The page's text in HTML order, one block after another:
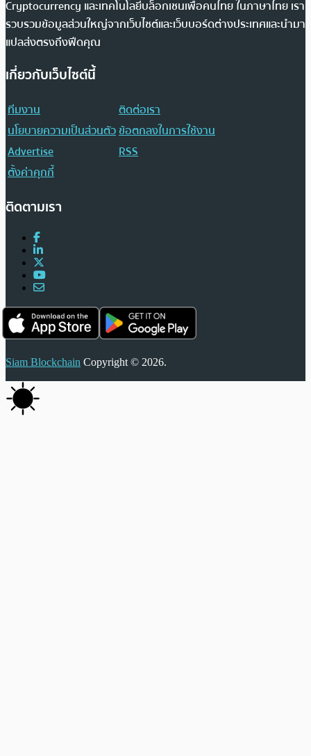
Cryptocurrency และเทคโนโลยีบล็อกเชนเพื่อคนไทย ในภาษาไทย เรา
รวบรวมข้อมูลส่วนใหญ่จากเว็บไซต์และเว็บบอร์ดต่างประเทศและนำมา
แปลส่งตรงถึงฟีดคุณ
เกี่ยวกับเว็บไซต์นี้
ทีมงาน
ติดต่อเรา
นโยบายความเป็นส่วนตัวข้อตกลงในการใช้งาน
Advertise
RSS
ตั้งค่าคุกกี้
ติดตามเรา
Siam Blockchain Copyright © 2026.